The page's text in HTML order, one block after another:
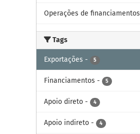
Operações de financiamentos
Tags
Exportações - 5
Financiamentos - 5
Apoio direto - 4
Apoio indireto - 4